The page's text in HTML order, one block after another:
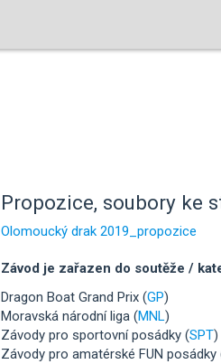
Propozice, soubory ke
Olomoucký drak 2019_propozice
Závod je zařazen do soutěže /
Dragon Boat Grand Prix (GP)
Moravská národní liga (MNL)
Závody pro sportovní posádky (SPT)
Závody pro amatérské FUN posádky